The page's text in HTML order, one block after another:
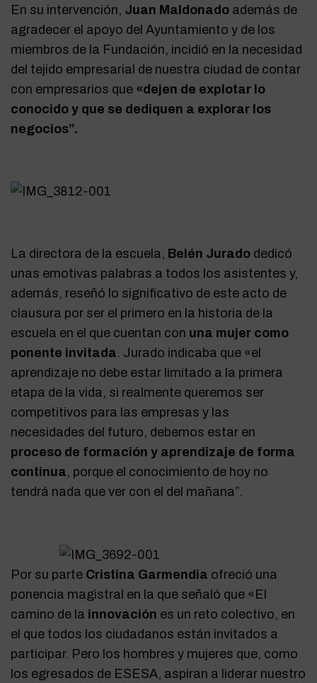
En su intervención, Juan Maldonado además de
agradecer el apoyo del Ayuntamiento y de los
miembros de la Fundación, incidió en la necesidad
del tejido empresarial de nuestra ciudad de contar
con empresarios que «dejen de explotar lo
conocido y que se dediquen a explorar los
negocios”.
La directora de la escuela, Belén Jurado dedicó
unas emotivas palabras a todos los asistentes y,
además, reseñó lo significativo de este acto de
clausura por ser el primero en la historia de la
escuela en el que cuentan con una mujer como
ponente invitada. Jurado indicaba que «el
aprendizaje no debe estar limitado a la primera
etapa de la vida, si realmente queremos ser
competitivos para las empresas y las
necesidades del futuro, debemos estar en
proceso de formación y aprendizaje de forma
continua, porque el conocimiento de hoy no
tendrá nada que ver con el del mañana”.
Por su parte Cristina Garmendia ofreció una
ponencia magistral en la que señaló que «El
camino de la innovación es un reto colectivo, en
el que todos los ciudadanos están invitados a
participar. Pero los hombres y mujeres que, como
los egresados de ESESA, aspiran a liderar nuestro